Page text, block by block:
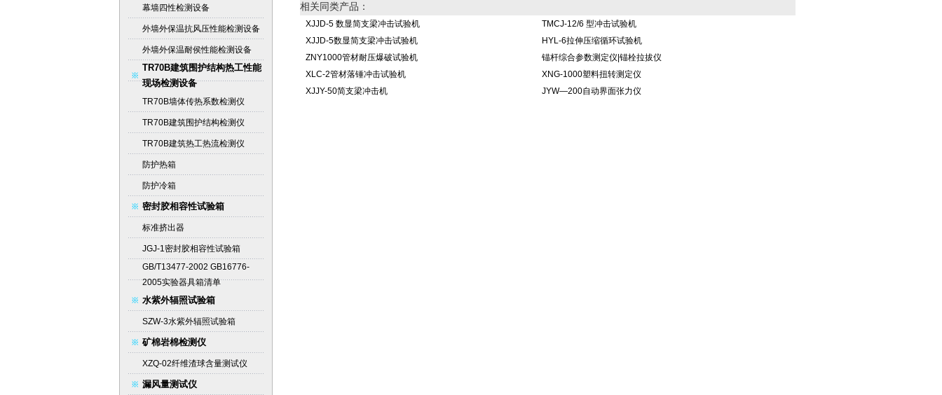
幕墙四性检测设备
外墙外保温抗风压性能检测设备
外墙外保温耐侯性能检测设备
TR70B建筑围护结构热工性能
现场检测设备
TR70B墙体传热系数检测仪
TR70B建筑围护结构检测仪
TR70B建筑热工热流检测仪
防护热箱
防护冷箱
密封胶相容性试验箱
标准挤出器
JGJ-1密封胶相容性试验箱
GB/T13477-2002 GB16776-
2005实验器具箱清单
水紫外辐照试验箱
SZW-3水紫外辐照试验箱
矿棉岩棉检测仪
XZQ-02纤维渣球含量测试仪
漏风量测试仪
相关同类产品：
XJJD-5 数显简支梁冲击试验机
TMCJ-12/6 型冲击试验机
XJJD-5数显简支梁冲击试验机
HYL-6拉伸压缩循环试验机
ZNY1000管材耐压爆破试验机
锚杆综合参数测定仪|锚栓拉拔仪
XLC-2管材落锤冲击试验机
XNG-1000塑料扭转测定仪
XJJY-50简支梁冲击机
JYW—200自动界面张力仪